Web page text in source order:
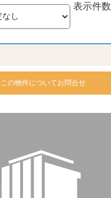
表示件数
の物件についてお問合せ